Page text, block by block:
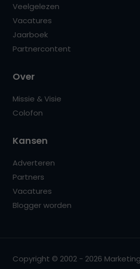
Veelgelezen
Vacatures
Jaarboek
Partnercontent
Over
Missie & Visie
Colofon
Kansen
Adverteren
Partners
Vacatures
Blogger worden
Copyright © 2002 - 2026